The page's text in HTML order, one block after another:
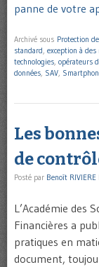
panne de votre
Archivé sous Protection
standard exception à des
technologies opérateurs
données SAV
Les
de
Posté par Benoît RIVIERE
L’Académie des
Financières a
pratiques en
document,